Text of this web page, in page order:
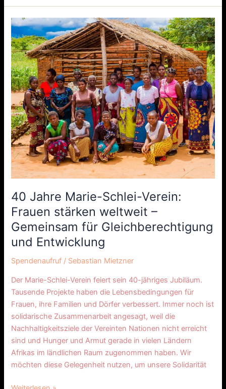
40 Jahre Marie-Schlei-Verein:
Frauen stärken weltweit –
Gemeinsam für Gleichberechtigung
und Entwicklung
Spendenaufruf / Sebastian Mietzner
Der Marie-Schlei-Verein feiert sein 40-jähriges Jubiläum.
Tausende Projekte haben die Lebensbedingungen für
Frauen, ihre Familien und Dörfer verbessert. Immer noch ist
solidarische Zusammenarbeit angesagt, weil die
Nachhaltigkeitsziele der Vereinten Nationen nicht erreicht
sind und Hunger und Armut gerade in vielen Ländern
Afrikas im ländlichen Raum zugenommen haben. Wir
möchten diese Gelegenheit nutzen, um unsere Solidarität
40
Jahre
Marie-
Schlei-
Verein:
Frauen
stärken
weltweit
–
Gemeinsam
für
Gleichberechtigung
und
Entwicklung